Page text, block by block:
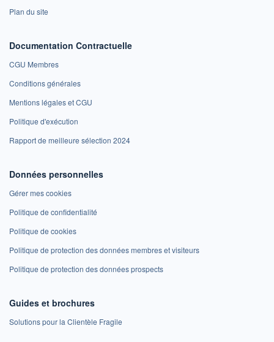
Plan du site
Documentation Contractuelle
CGU Membres
Conditions générales
Mentions légales et CGU
Politique d'exécution
Rapport de meilleure sélection 2024
Données personnelles
Gérer mes cookies
Politique de confidentialité
Politique de cookies
Politique de protection des données membres et visiteurs
Politique de protection des données prospects
Guides et brochures
Solutions pour la Clientèle Fragile